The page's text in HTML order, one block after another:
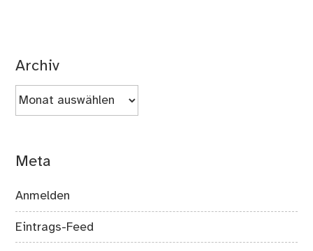
Archiv
Archiv
Meta
Anmelden
Eintrags-Feed